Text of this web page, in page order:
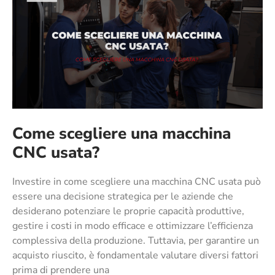
Come scegliere una macchina
CNC usata?
Investire in come scegliere una macchina CNC usata può
essere una decisione strategica per le aziende che
desiderano potenziare le proprie capacità produttive,
gestire i costi in modo efficace e ottimizzare l’efficienza
complessiva della produzione. Tuttavia, per garantire un
acquisto riuscito, è fondamentale valutare diversi fattori
prima di prendere una